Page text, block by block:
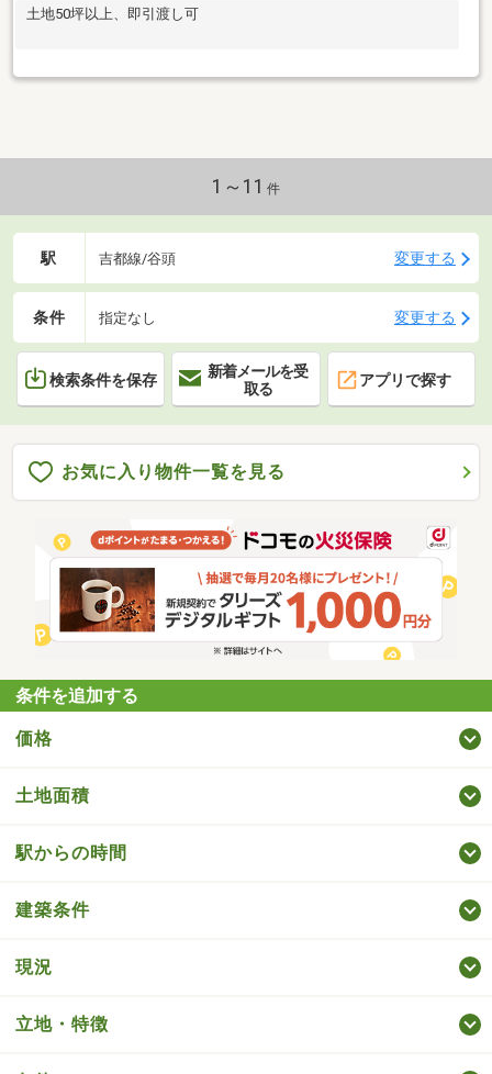
土地50坪以上、即引渡し可
1～11 件
駅 吉都線/谷頭 変更する
条件 指定なし 変更する
検索条件を保存
新着メールを受
取る
アプリで探す
お気に入り物件一覧を見る
条件を追加する
価格
土地面積
駅からの時間
建築条件
現況
立地・特徴